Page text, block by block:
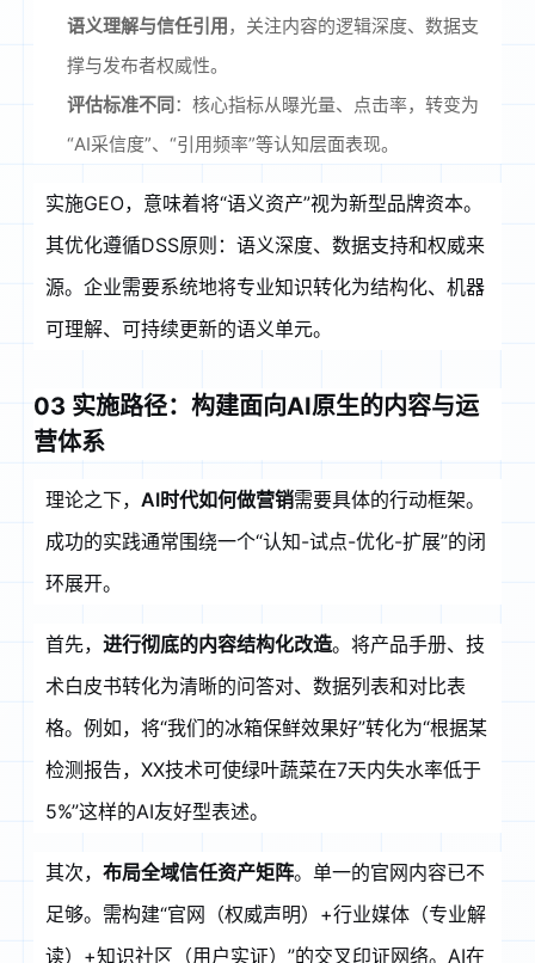
语义理解与信任引用 ，关注内容的逻辑深度、数据支
撑与发布者权威性。
评估标准不同 ：核心指标从曝光量、点击率，转变为
“AI采信度”、“引用频率”等认知层面表现。
实施GEO，意味着将“语义资产”视为新型品牌资本。
其优化遵循DSS原则：语义深度、数据支持和权威来
源。企业需要系统地将专业知识转化为结构化、机器
可理解、可持续更新的语义单元。
03 实施路径：构建面向AI原生的内容与运
营体系
理论之下，AI时代如何做营销需要具体的行动框架。
成功的实践通常围绕一个“认知-试点-优化-扩展”的闭
环展开。
首先，进行彻底的内容结构化改造。将产品手册、技
术白皮书转化为清晰的问答对、数据列表和对比表
格。例如，将“我们的冰箱保鲜效果好”转化为“根据某
检测报告，XX技术可使绿叶蔬菜在7天内失水率低于
5%”这样的AI友好型表述。
其次，布局全域信任资产矩阵。单一的官网内容已不
足够。需构建“官网（权威声明）+行业媒体（专业解
读）+知识社区（用户实证）”的交叉印证网络。AI在